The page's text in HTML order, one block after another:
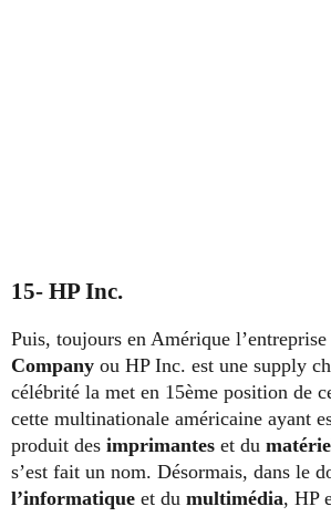
15- HP Inc.
Puis, toujours en Amérique l’entreprise
Company ou HP Inc. est une supply
célébrité la met en 15ème position de
cette multinationale américaine ayant
produit des imprimantes et du
s’est fait un nom. Désormais, dans le
l’informatique et du multimédia, HP